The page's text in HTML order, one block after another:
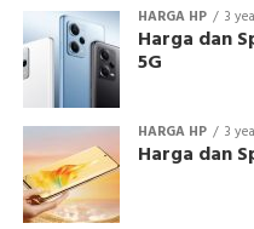
HARGA HP 3
Harga dan
5G
HARGA HP 3
Harga dan